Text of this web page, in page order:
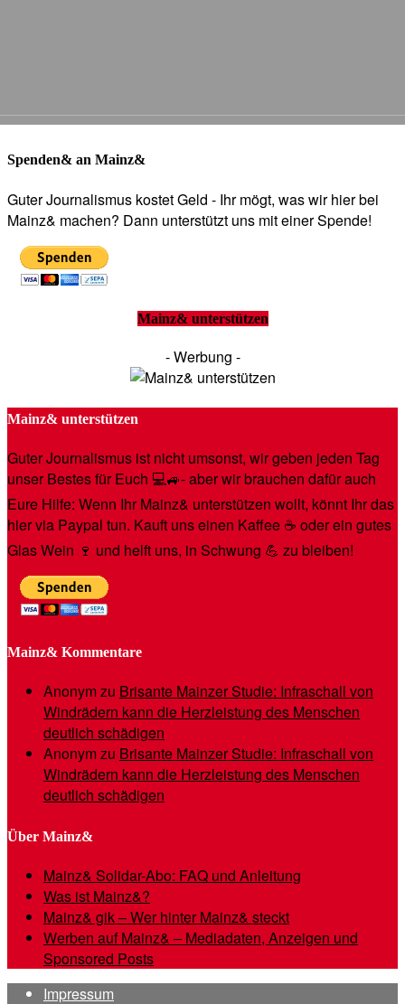
Spenden& an Mainz&
Guter Journalismus kostet Geld - Ihr mögt, was wir hier bei
Mainz& machen? Dann unterstützt uns mit einer Spende!
Mainz& unterstützen
- Werbung -
Mainz& unterstützen
Guter Journalismus ist nicht umsonst, wir geben jeden Tag
unser Bestes für Euch 💻🚙- aber wir brauchen dafür auch
Eure Hilfe: Wenn Ihr Mainz& unterstützen wollt, könnt Ihr das
hier via Paypal tun. Kauft uns einen Kaffee ☕️ oder ein gutes
Glas Wein 🍷 und helft uns, in Schwung 💪 zu bleiben!
Mainz& Kommentare
Anonymzu Brisante Mainzer Studie: Infraschall von
Windrädern kann die Herzleistung des Menschen
deutlich schädigen
Anonymzu Brisante Mainzer Studie: Infraschall von
Windrädern kann die Herzleistung des Menschen
deutlich schädigen
Über Mainz&
Mainz& Solidar-Abo: FAQ und Anleitung
Was ist Mainz&?
Mainz& gik – Wer hinter Mainz& steckt
Werben auf Mainz& – Mediadaten, Anzeigen und
Sponsored Posts
Impressum